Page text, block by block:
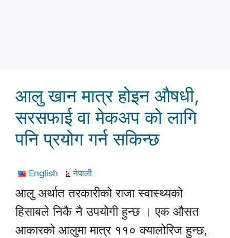
आलु खान मात्र होइन औषधी,
सरसफाई वा मेकअप को लागि
पनि प्रयोग गर्न सकिन्छ
English नेपाली
आलु अर्थात तरकारीको राजा स्वास्थ्यको
हिसाबले निकै नै उपयोगी हुन्छ । एक औसत
आकारको आलुमा मात्र ११० क्यालोरिज हुन्छ,